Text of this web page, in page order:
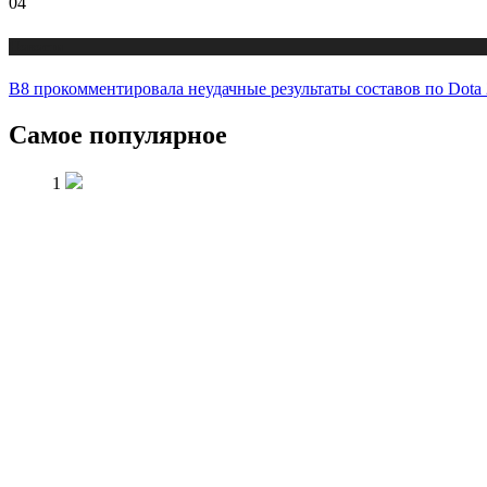
B8 прокомментировала неудачные результаты составов по Dota
Самое популярное
1